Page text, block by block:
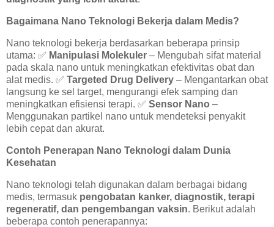
Bagaimana Nano Teknologi Bekerja dalam Medis?
Nano teknologi bekerja berdasarkan beberapa prinsip
utama: ✅ Manipulasi Molekuler – Mengubah sifat material
pada skala nano untuk meningkatkan efektivitas obat dan
alat medis. ✅ Targeted Drug Delivery – Mengantarkan obat
langsung ke sel target, mengurangi efek samping dan
meningkatkan efisiensi terapi. ✅ Sensor Nano –
Menggunakan partikel nano untuk mendeteksi penyakit
lebih cepat dan akurat.
Contoh Penerapan Nano Teknologi dalam Dunia
Kesehatan
Nano teknologi telah digunakan dalam berbagai bidang
medis, termasuk pengobatan kanker, diagnostik, terapi
regeneratif, dan pengembangan vaksin. Berikut adalah
beberapa contoh penerapannya: